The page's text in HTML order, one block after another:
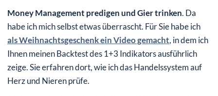
Ausblick für die nächsten Tage
Money Management predigen und Gier trinken. Da
habe ich mich selbst etwas überrascht. Für Sie habe ich
als Weihnachtsgeschenk ein Video gemacht, in dem ich
Ihnen meinen Backtest des 1+3 Indikators ausführlich
zeige. Sie erfahren dort, wie ich das Handelssystem auf
Herz und Nieren prüfe.